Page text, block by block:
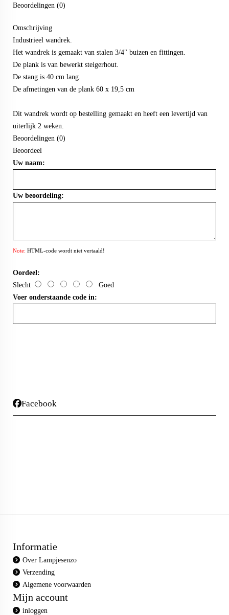
Beoordelingen (0)
Omschrijving
Industrieel wandrek.
Het wandrek is gemaakt van stalen 3/4" buizen en fittingen.
De plank is van bewerkt steigerhout.
De stang is 40 cm lang.
De afmetingen van de plank 60 x 19,5 cm
Dit wandrek wordt op bestelling gemaakt en heeft een levertijd van
uiterlijk 2 weken.
Beoordelingen (0)
Beoordeel
Uw naam:
Uw beoordeling:
Note: HTML-code wordt niet vertaald!
Oordeel:
Slecht
Goed
Voer onderstaande code in:
Facebook
Informatie
Over Lampjesenzo
Verzending
Algemene voorwaarden
Mijn account
inloggen